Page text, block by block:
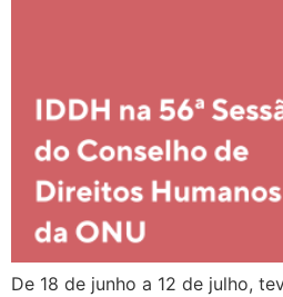
De 18 de junho a 12 de julho,